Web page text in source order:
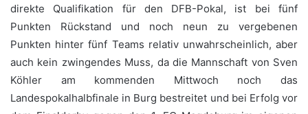
direkte Qualifikation für den DFB-Pokal, ist bei fünf
Punkten Rückstand und noch neun zu vergebenen
Punkten hinter fünf Teams relativ unwahrscheinlich, aber
auch kein zwingendes Muss, da die Mannschaft von Sven
Köhler am kommenden Mittwoch noch das
Landespokalhalbfinale in Burg bestreitet und bei Erfolg vor